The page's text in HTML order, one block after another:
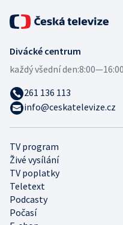
TV program
Živé vysílání
TV poplatky
Teletext
Podcasty
Počasí
Divácké centrum
každý všední den:
261 136 113
info@ceskatelevize.cz